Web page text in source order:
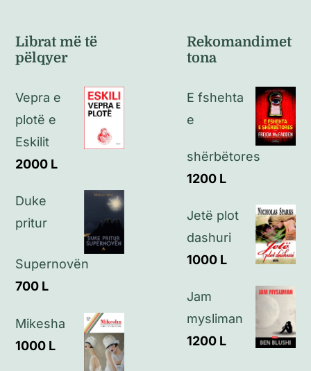
Politikat e kthimeve
Politikat e privatësisë
Kontakt
Librat më të
pëlqyer
Vepra e
plotë e
Eskilit
2000 L
Duke
pritur
Supernovën
700 L
Mikesha
1000 L
Rekomandimet
tona
E fshehta
e
shërbëtores
1200 L
Jetë plot
dashuri
1000 L
Jam
mysliman
1200 L